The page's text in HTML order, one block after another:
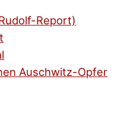
Report)
Auschwitz-Opfer